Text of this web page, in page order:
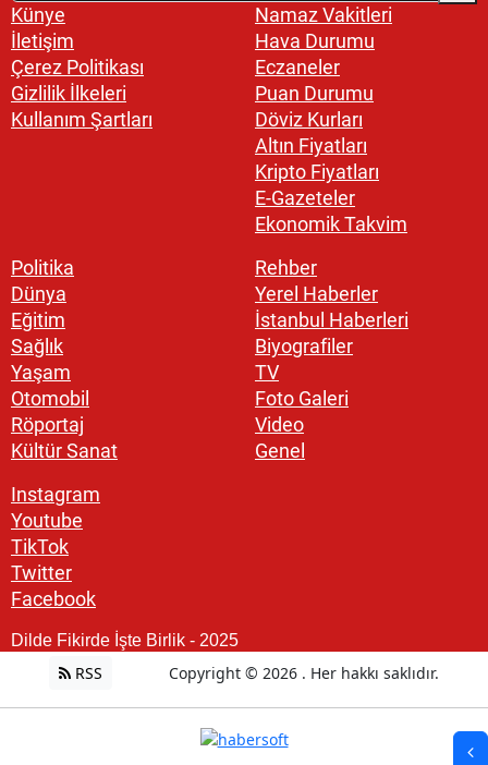
Künye
İletişim
Çerez Politikası
Gizlilik İlkeleri
Kullanım Şartları
Namaz Vakitleri
Hava Durumu
Eczaneler
Puan Durumu
Döviz Kurları
Altın Fiyatları
Kripto Fiyatları
E-Gazeteler
Ekonomik Takvim
Politika
Dünya
Eğitim
Sağlık
Yaşam
Otomobil
Röportaj
Kültür Sanat
Rehber
Yerel Haberler
İstanbul Haberleri
Biyografiler
TV
Foto Galeri
Video
Genel
Instagram
Youtube
TikTok
Twitter
Facebook
Dilde Fikirde İşte Birlik - 2025
RSS Copyright © 2026 . Her hakkı saklıdır.